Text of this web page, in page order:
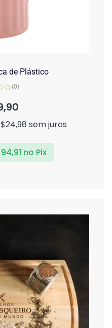
de Plástico
(0)
24,98 sem juros
94,91 no Pix